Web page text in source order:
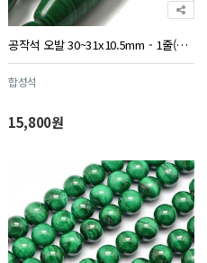
공작석 오발 30~31x10.5mm - 1줄(약13개)
합성석
15,800원